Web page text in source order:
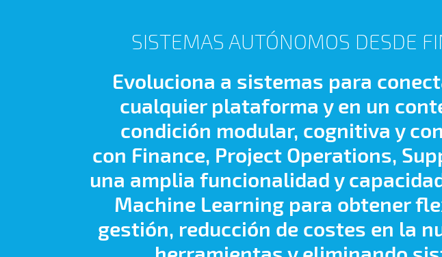
SISTEMAS AUTÓNOMOS DESDE
Evoluciona a sistemas para
cualquier plataforma y en un
condición modular, cognitiva y
con Finance, Project Operations,
una amplia funcionalidad y
Machine Learning para obtener
gestión, reducción de costes en la